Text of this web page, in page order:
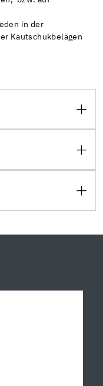
in der
Kautschukbelägen